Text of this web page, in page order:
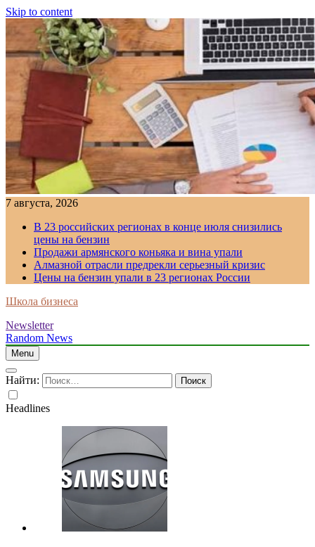
Skip to content
7 августа, 2026
В 23 российских регионах в конце июля снизились
цены на бензин
Продажи армянского коньяка и вина упали
Алмазной отрасли предрекли серьезный кризис
Цены на бензин упали в 23 регионах России
Школа бизнеса
Newsletter
Random News
Menu
Найти:
Headlines